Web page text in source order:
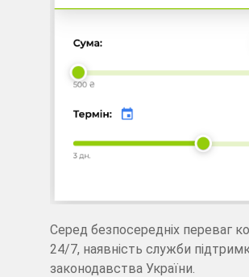
Серед безпосередніх переваг
24/7, наявність служби
законодавства України.